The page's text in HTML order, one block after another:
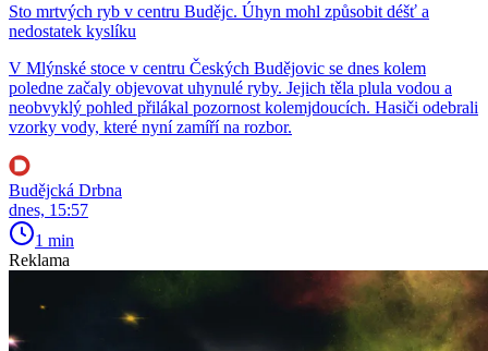
Sto mrtvých ryb v centru Budějc. Úhyn mohl způsobit déšť a
nedostatek kyslíku
V Mlýnské stoce v centru Českých Budějovic se dnes kolem
poledne začaly objevovat uhynulé ryby. Jejich těla plula vodou a
neobvyklý pohled přilákal pozornost kolemjdoucích. Hasiči odebrali
vzorky vody, které nyní zamíří na rozbor.
Budějcká Drbna
dnes, 15:57
1 min
Reklama